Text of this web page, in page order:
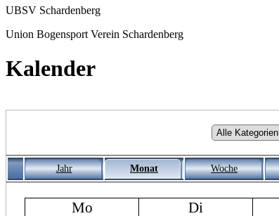
UBSV Schardenberg
Union Bogensport Verein Schardenberg
Kalender
Jahr Monat Woche
Mo Di